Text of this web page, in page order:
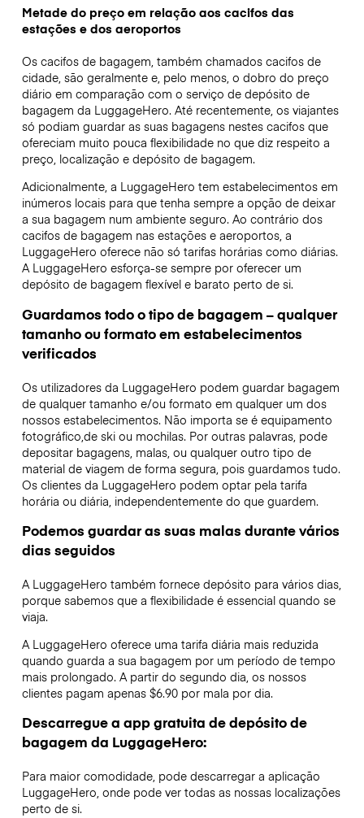
Metade do preço em relação aos cacifos das
estações e dos aeroportos
Os cacifos de bagagem, também chamados cacifos de
cidade, são geralmente e, pelo menos, o dobro do preço
diário em comparação com o serviço de depósito de
bagagem da LuggageHero. Até recentemente, os viajantes
só podiam guardar as suas bagagens nestes cacifos que
ofereciam muito pouca flexibilidade no que diz respeito a
preço, localização e depósito de bagagem.
Adicionalmente, a LuggageHero tem estabelecimentos em
inúmeros locais para que tenha sempre a opção de deixar
a sua bagagem num ambiente seguro. Ao contrário dos
cacifos de bagagem nas estações e aeroportos, a
LuggageHero oferece não só tarifas horárias como diárias.
A LuggageHero esforça-se sempre por oferecer um
depósito de bagagem flexível e barato perto de si.
Guardamos todo o tipo de bagagem – qualquer
tamanho ou formato em estabelecimentos
verificados
Os utilizadores da LuggageHero podem guardar bagagem
de qualquer tamanho e/ou formato em qualquer um dos
nossos estabelecimentos. Não importa se é equipamento
fotográfico,de ski ou mochilas. Por outras palavras, pode
depositar bagagens, malas, ou qualquer outro tipo de
material de viagem de forma segura, pois guardamos tudo.
Os clientes da LuggageHero podem optar pela tarifa
horária ou diária, independentemente do que guardem.
Podemos guardar as suas malas durante vários
dias seguidos
A LuggageHero também fornece depósito para vários dias,
porque sabemos que a flexibilidade é essencial quando se
viaja.
A LuggageHero oferece uma tarifa diária mais reduzida
quando guarda a sua bagagem por um período de tempo
mais prolongado. A partir do segundo dia, os nossos
clientes pagam apenas $6.90 por mala por dia.
Descarregue a app gratuita de depósito de
bagagem da LuggageHero:
Para maior comodidade, pode descarregar a aplicação
LuggageHero, onde pode ver todas as nossas localizações
perto de si.